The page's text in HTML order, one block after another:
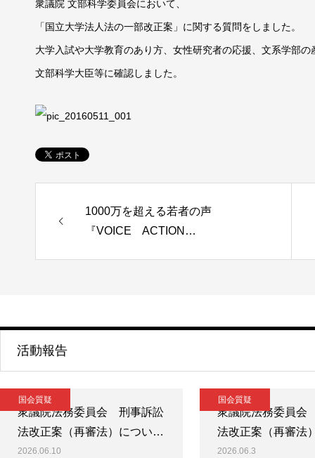
衆議院 文部科学委員会において、
「国立大学法人法の一部改正案」に関する質問をしました。
大学入試や大学教育のあり方、女性研究者の応援、文系学部の
文部科学大臣等に確認しました。
1000万を超える若者の声
『VOICE ACTION…
活動報告
国会質疑
衆議院法務委員会 刑事訴訟
法改正案（再審法）につい…
2026.06.10
国会質疑
衆議院法務委員
法改正案（再審法
2026.06.3